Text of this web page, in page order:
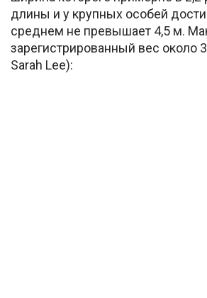
длины и у крупных особей
среднем не превышает 4,5 м.
зарегистрированный вес около
Sarah Lee):